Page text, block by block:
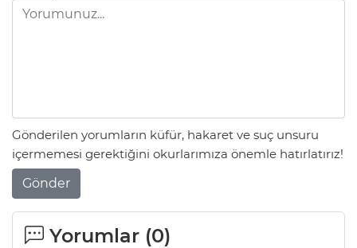
Gönderilen yorumların küfür, hakaret ve suç unsuru
içermemesi gerektiğini okurlarımıza önemle hatırlatırız!
Gönder
Yorumlar (0)